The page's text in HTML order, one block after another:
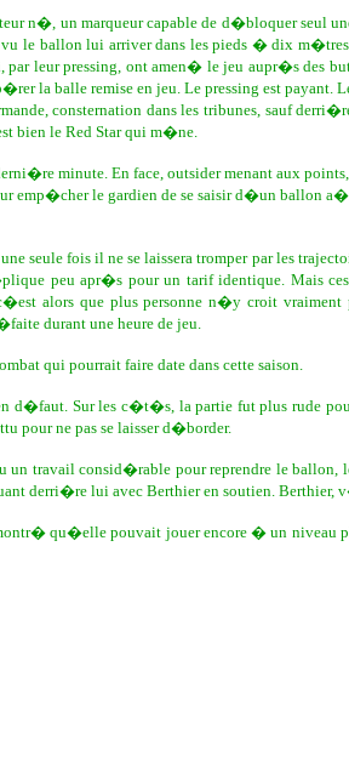
n�, un marqueur capable de d�bloquer seul
le ballon lui arriver dans les pieds � dix
leur pressing, ont amen� le jeu aupr�s des
la balle remise en jeu. Le pressing est
consternation dans les tribunes, sauf
bien le Red Star qui m�ne.
minute. En face, outsider menant aux points,
emp�cher le gardien de se saisir d�un ballon
seule fois il ne se laissera tromper par les
peu apr�s pour un tarif identique. Mais
alors que plus personne n�y croit vraiment
durant une heure de jeu.
qui pourrait faire date dans cette saison.
d�faut. Sur les c�t�s, la partie fut plus rude
pour ne pas se laisser d�border.
travail consid�rable pour reprendre le ballon,
derri�re lui avec Berthier en soutien. Berthier,
qu�elle pouvait jouer encore � un niveau